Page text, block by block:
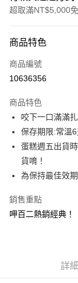
超取滿NT$5,000
信用卡一次付款
LINE Pay
悠遊付
ATM付款
運送方式
每筆NT$65，滿
付款後7-11取貨
商品特色
商品編號
10636356
商品特色
咬下一口滿滿
保存期限:常溫
蛋糕週五出貨
貨唷！
為保持最佳效
銷售重點
呷百二熱銷經典！
詳